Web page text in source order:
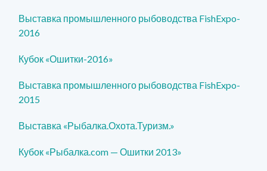
Выставка промышленного рыбоводства FishExpo-
2016
Кубок «Ошитки-2016»
Выставка промышленного рыбоводства FishExpo-
2015
Выставка «Рыбалка.Охота.Туризм.»
Кубок «Рыбалка.com — Ошитки 2013»